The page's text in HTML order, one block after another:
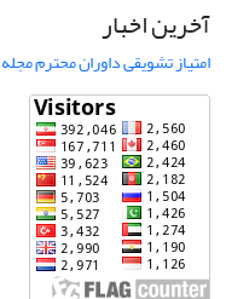
آخرین اخبار
امتیاز تشویقی داوران محترم مجله